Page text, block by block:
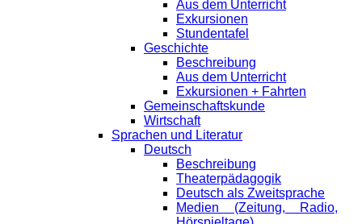
Aus dem Unterricht
Exkursionen
Stundentafel
Geschichte
Beschreibung
Aus dem Unterricht
Exkursionen + Fahrten
Gemeinschaftskunde
Wirtschaft
Sprachen und Literatur
Deutsch
Beschreibung
Theaterpädagogik
Deutsch als Zweitsprache
Medien (Zeitung, Radio,